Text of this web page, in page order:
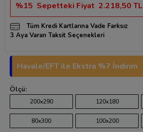
%15 Sepetteki Fiyat 2.218,50 TL
Tüm Kredi Kartlarına Vade Farksız
3 Aya Varan Taksit Seçenekleri
Havale/EFT ile Ekstra %7 İndirim
Ölçü:
200x290 120x180
80x300 100x200